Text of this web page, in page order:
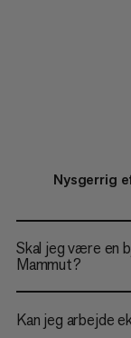
Nysgerrig
Skal jeg være en
Mammut?
Kan jeg arbejde